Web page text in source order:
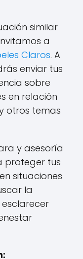
similar
a
Claros. A
enviar tus
sobre
en relación
otros temas
y asesoría
proteger tus
situaciones
la